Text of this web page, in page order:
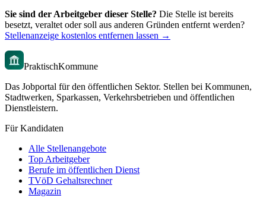
Sie sind der Arbeitgeber dieser Stelle? Die Stelle ist bereits
besetzt, veraltet oder soll aus anderen Gründen entfernt werden?
Stellenanzeige kostenlos entfernen lassen →
PraktischKommune
Das Jobportal für den öffentlichen Sektor. Stellen bei Kommunen,
Stadtwerken, Sparkassen, Verkehrsbetrieben und öffentlichen
Dienstleistern.
Für Kandidaten
Alle Stellenangebote
Top Arbeitgeber
Berufe im öffentlichen Dienst
TVöD Gehaltsrechner
Magazin